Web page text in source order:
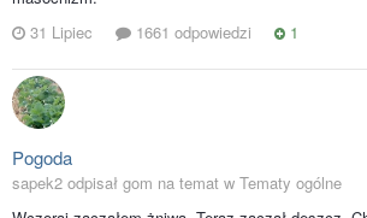
31 Lipiec
1661 odpowiedzi 1
Pogoda
sapek2 odpisał gom na temat w Tematy ogólne